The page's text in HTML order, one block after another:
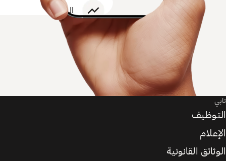
تابي
التوظيف
الإعلام
الوثائق القانونية